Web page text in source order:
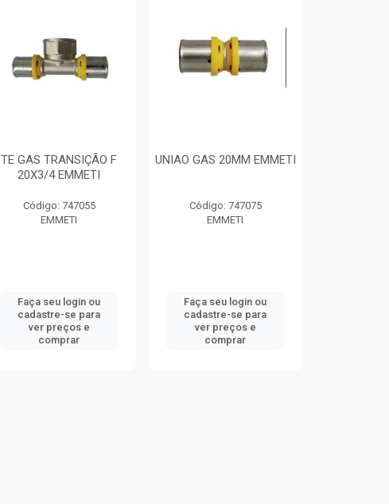
TE GAS TRANSIÇÃO F
20X3/4 EMMETI
Código: 747055
EMMETI
Faça seu login ou
cadastre-se para
ver preços e
comprar
UNIAO GAS 20MM EMMETI
Código: 747075
EMMETI
Faça seu login ou
cadastre-se para
ver preços e
comprar